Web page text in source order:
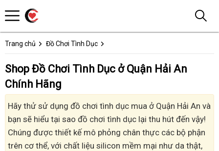
Trang chủ Đồ Chơi Tình Dục
Shop Đồ Chơi Tình Dục ở Quận Hải An
Chính Hãng
Hãy thử sử dụng đồ chơi tình dục mua ở Quận Hải An và
bạn sẽ hiểu tại sao đồ chơi tình dục lại thu hút đến vậy!
Chúng được thiết kế mô phỏng chân thực các bộ phận
trên cơ thể, với chất liệu silicon mềm mại như da thật,